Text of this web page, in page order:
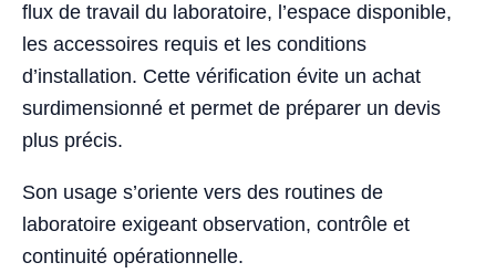
flux de travail du laboratoire, l’espace disponible,
les accessoires requis et les conditions
d’installation. Cette vérification évite un achat
surdimensionné et permet de préparer un devis
plus précis.
Son usage s’oriente vers des routines de
laboratoire exigeant observation, contrôle et
continuité opérationnelle.